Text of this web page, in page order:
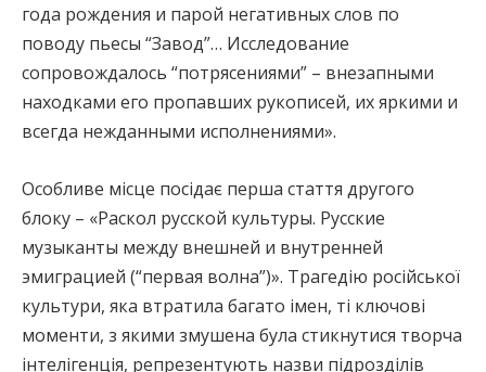
года рождения и парой негативных слов по
поводу пьесы “Завод”… Исследование
сопровождалось “потрясениями” – внезапными
находками его пропавших рукописей, их яркими и
всегда нежданными исполнениями».
Особливе місце посідає перша стаття другого
блоку – «Раскол русской культуры. Русские
музыканты между внешней и внутренней
эмиграцией (“первая волна”)». Трагедію російської
культури, яка втратила багато імен, ті ключові
моменти, з якими змушена була стикнутися творча
інтелігенція, репрезентують назви підрозділів